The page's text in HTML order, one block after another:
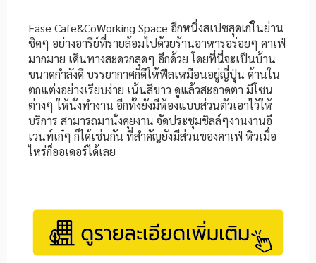
Ease Cafe&CoWorking Space อีกหนึ่งสเปซสุดเก๋ในย่าน
ชิคๆ อย่างอารีย์ที่รายล้อมไปด้วยร้านอาหารอร่อยๆ คาเฟ่
มากมาย เดินทางสะดวกสุดๆ อีกด้วย โดยที่นี่จะเป็นบ้าน
ขนาดกำลังดี บรรยากาศก็ดีให้ฟีลเหมือนอยู่ญี่ปุ่น ด้านใน
ตกแต่งอย่างเรียบง่าย เน้นสีขาว ดูแล้วสะอาดตา มีโซน
ต่างๆ ให้นั่งทำงาน อีกทั้งยังมีห้องแบบส่วนตัวเอาไว้ให้
บริการ สามารถมานั่งคุยงาน จัดประชุมชิลล์ๆงานงานอี
เวนท์เก๋ๆ ก็ได้เช่นกัน ที่สำคัญยังมีส่วนของคาเฟ่ หิวเมื่อ
ไหร่ก็ออเดอร์ได้เลย